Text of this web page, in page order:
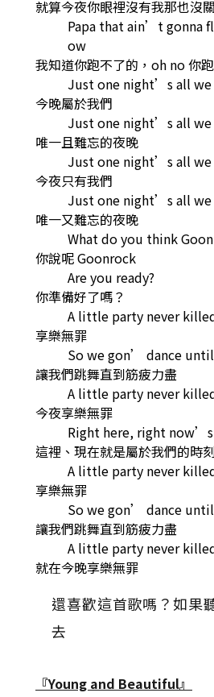
就算今夜你眼裡沒有我那也沒
Papa that ain’t gonna
ow
我知道你跑不了的，oh no 你
Just one night’s all
今晚屬於我們
Just one night’s all
唯一且難忘的夜晚
Just one night’s all
今夜只有我們
Just one night’s all
唯一又難忘的夜晚
What do you think
你說呢 Goonrock
Are you ready?
你準備好了嗎？
A little party never
享樂無罪
So we gon’ dance
讓我們跳舞直到筋疲力盡
A little party never
今夜享樂無罪
Right here, right
這裡、現在就是屬於我們的時刻
A little party never
享樂無罪
So we gon’ dance
讓我們跳舞直到筋疲力盡
A little party never
就在今晚享樂無罪
還喜歡這首歌嗎？如果
去
『Young and Beautiful』